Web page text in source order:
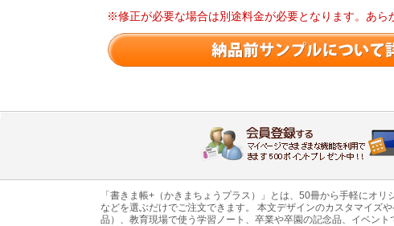
※修正が必要な場合は別途料金が必要となります。あら
「書きま帳+（かきまちょうプラス）」とは、50冊から手軽にオ
などを選ぶだけでご注文できます。 本文デザインのカスタマイズ
品）、教育現場で使う学習ノート、卒業や卒園の記念品、イベン